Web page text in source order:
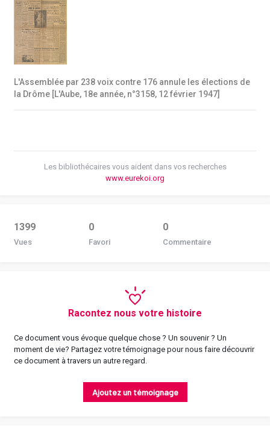
L'Assemblée par 238 voix contre 176 annule les élections de
la Drôme [L'Aube, 18e année, n°3158, 12 février 1947]
Les bibliothécaires vous aident dans vos recherches
www.eurekoi.org
1399
Vues
0
Favori
0
Commentaire
Racontez nous votre histoire
Ce document vous évoque quelque chose ? Un souvenir ? Un
moment de vie? Partagez votre témoignage pour nous faire découvrir
ce document à travers un autre regard.
Ajoutez un témoignage